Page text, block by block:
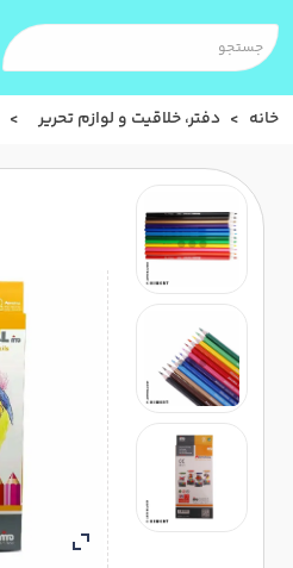
خانه دفتر، خلاقیت و لوازم تحریر